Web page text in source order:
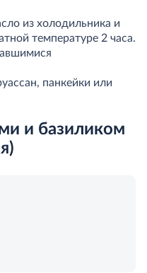
из холодильника и
температуре 2 часа.
панкейки или
и базиликом